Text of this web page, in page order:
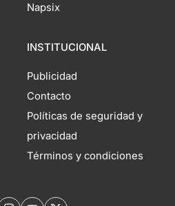
Napsix
INSTITUCIONAL
Publicidad
Contacto
Políticas de seguridad y
privacidad
Términos y condiciones